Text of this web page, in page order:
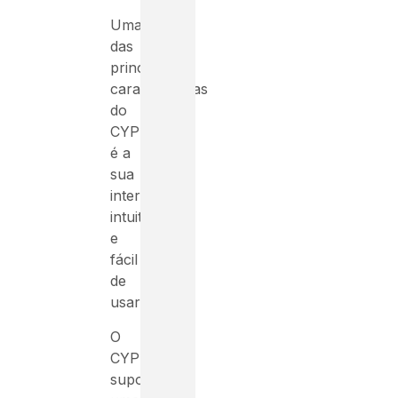
Uma
das
principais
características
do
CYPECAD
é a
sua
interface
intuitiva
e
fácil
de
usar.
O
CYPECAD
suporta